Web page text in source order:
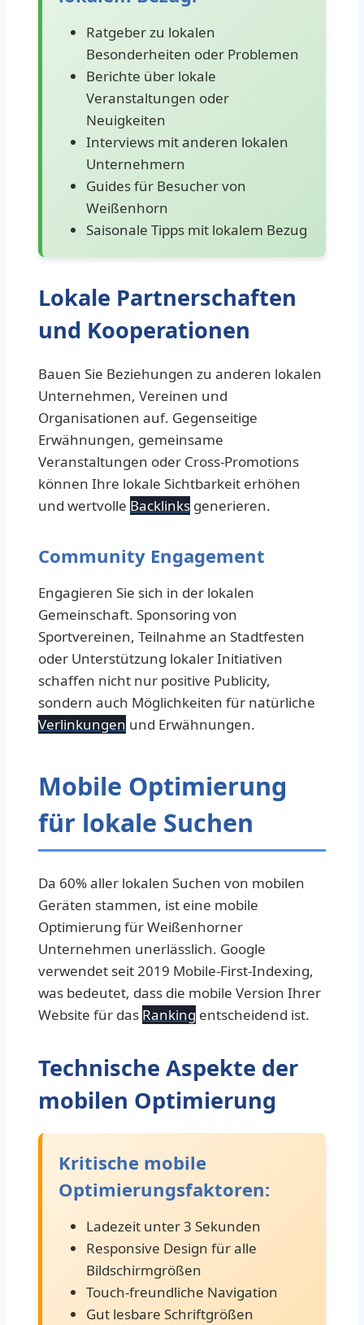
Ratgeber zu lokalen
Besonderheiten oder Problemen
Berichte über lokale
Veranstaltungen oder
Neuigkeiten
Interviews mit anderen lokalen
Unternehmern
Guides für Besucher von
Weißenhorn
Saisonale Tipps mit lokalem Bezug
Lokale Partnerschaften
und Kooperationen
Bauen Sie Beziehungen zu anderen lokalen
Unternehmen, Vereinen und
Organisationen auf. Gegenseitige
Erwähnungen, gemeinsame
Veranstaltungen oder Cross-Promotions
können Ihre lokale Sichtbarkeit erhöhen
und wertvolle Backlinks generieren.
Community Engagement
Engagieren Sie sich in der lokalen
Gemeinschaft. Sponsoring von
Sportvereinen, Teilnahme an Stadtfesten
oder Unterstützung lokaler Initiativen
schaffen nicht nur positive Publicity,
sondern auch Möglichkeiten für natürliche
Verlinkungen und Erwähnungen.
Mobile Optimierung
für lokale Suchen
Da 60% aller lokalen Suchen von mobilen
Geräten stammen, ist eine mobile
Optimierung für Weißenhorner
Unternehmen unerlässlich. Google
verwendet seit 2019 Mobile-First-Indexing,
was bedeutet, dass die mobile Version Ihrer
Website für das Ranking entscheidend ist.
Technische Aspekte der
mobilen Optimierung
Kritische mobile
Optimierungsfaktoren:
Ladezeit unter 3 Sekunden
Responsive Design für alle
Bildschirmgrößen
Touch-freundliche Navigation
Gut lesbare Schriftgrößen